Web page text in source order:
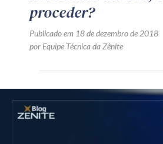
Zênite in Company
Diferenciais
Receba por RSS
proceder?
Publicado em 18 de dezembro de 2018
por Equipe Técnica da Zênite